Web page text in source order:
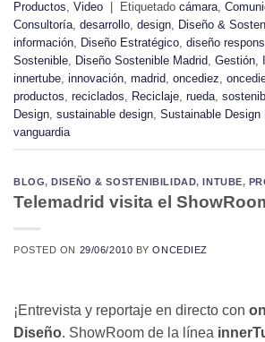
Productos, Video Etiquetado cámara,
Consultoría, desarrollo, design, Diseño &
información, Diseño Estratégico, diseño
Sostenible, Diseño Sostenible Madrid, Gestión,
innertube, innovación, madrid, oncediez,
productos, reciclados, Reciclaje, rueda,
Design, sustainable design, Sustainable Design
vanguardia
BLOG,DISEÑO & SOSTENIBILIDAD,INTUBE,
Telemadrid visita el
POSTED ON 29/06/2010 BYONCEDIEZ
¡Entrevista y reportaje en directo con
Diseño. ShowRoom de la línea